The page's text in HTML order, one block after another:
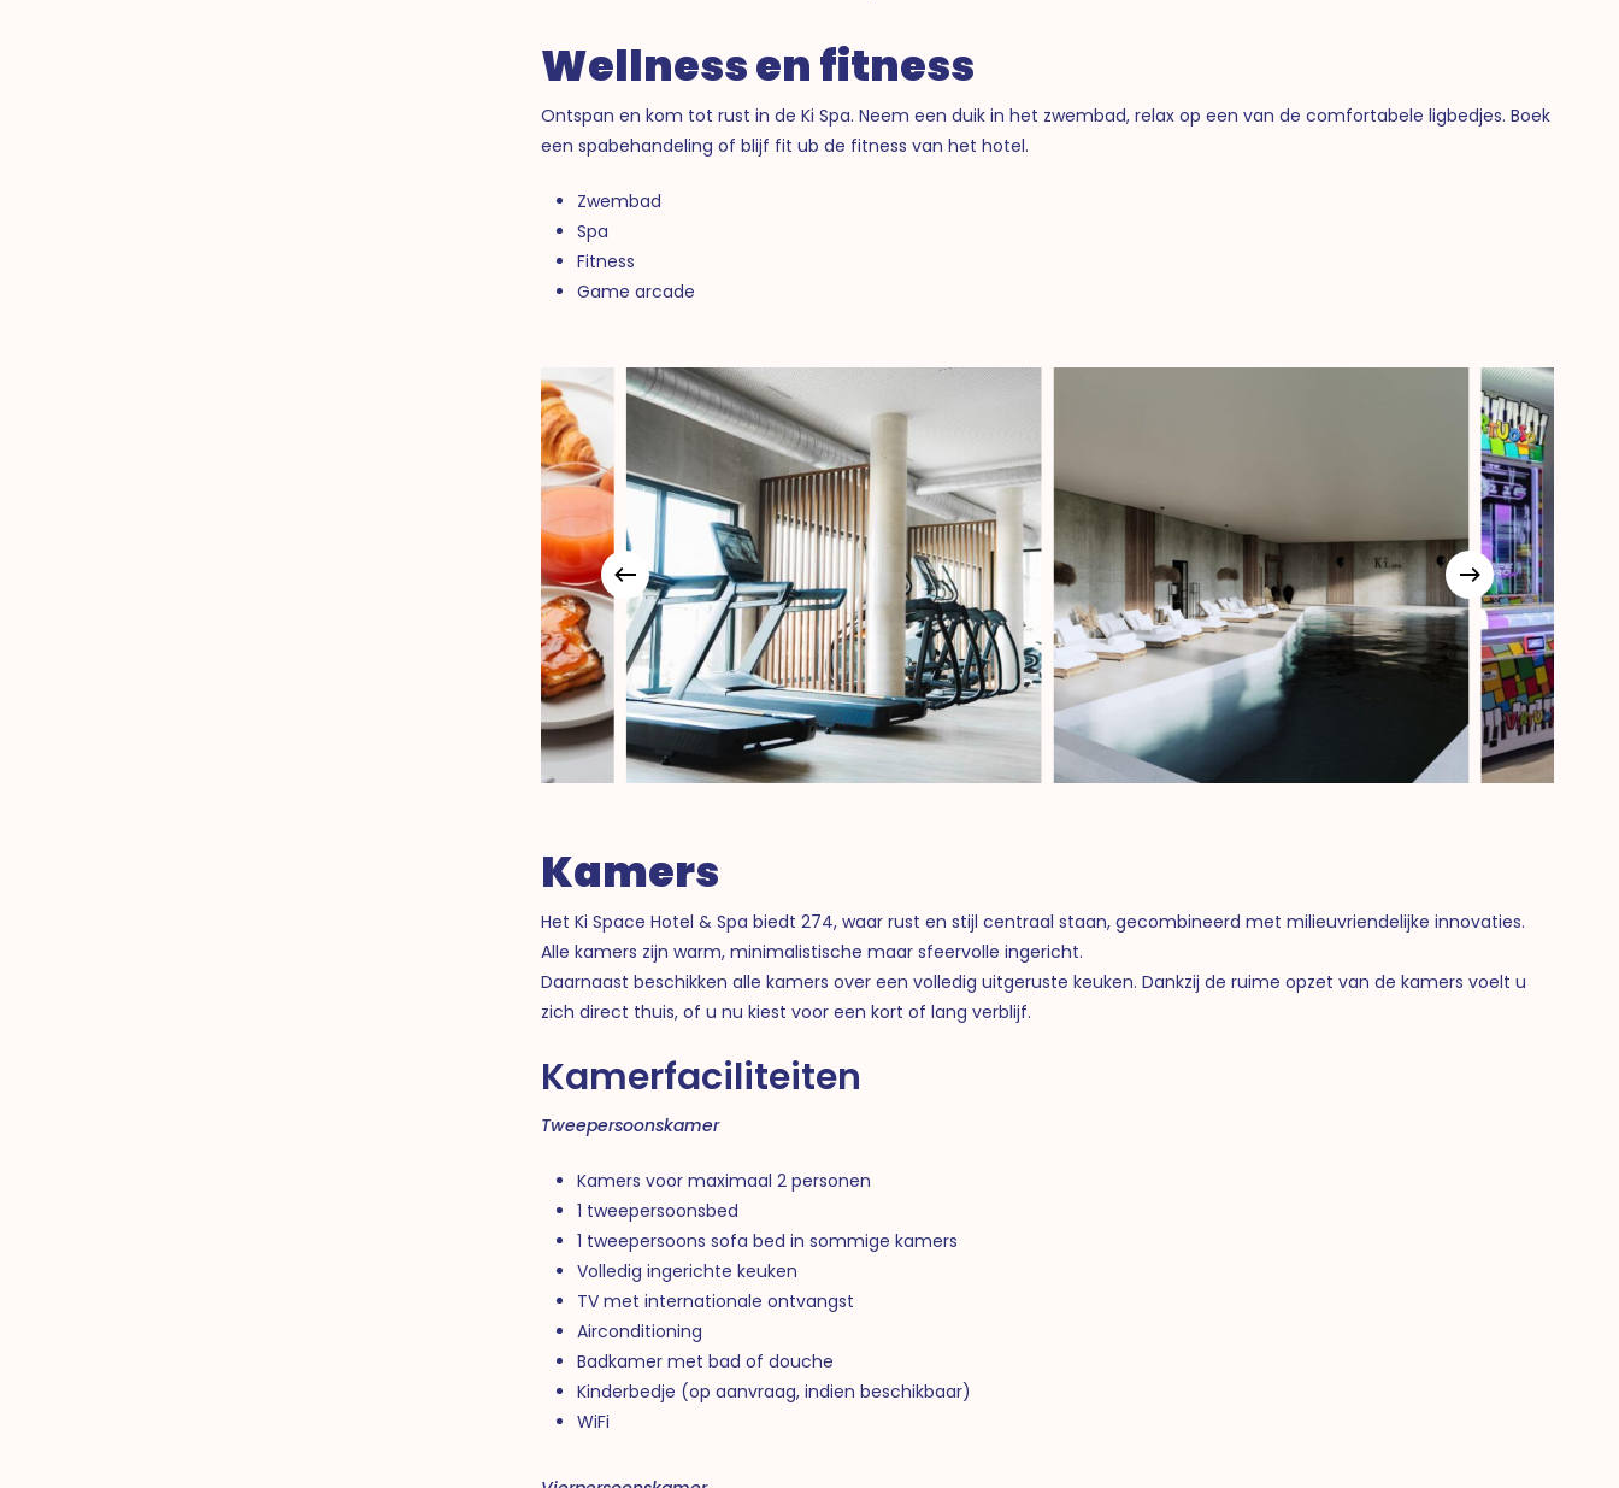
Wellness en fitness
Ontspan en kom tot rust in de Ki Spa. Neem een duik in het zwembad, relax op een van de comfortabele ligbedjes. Boek
een spabehandeling of blijf fit ub de fitness van het hotel.
Zwembad
Spa
Fitness
Game arcade
Kamers
Het Ki Space Hotel & Spa biedt 274, waar rust en stijl centraal staan, gecombineerd met milieuvriendelijke innovaties.
Alle kamers zijn warm, minimalistische maar sfeervolle ingericht.
Daarnaast beschikken alle kamers over een volledig uitgeruste keuken. Dankzij de ruime opzet van de kamers voelt u
zich direct thuis, of u nu kiest voor een kort of lang verblijf.
Kamerfaciliteiten
Tweepersoonskamer
Kamers voor maximaal 2 personen
1 tweepersoonsbed
1 tweepersoons sofa bed in sommige kamers
Volledig ingerichte keuken
TV met internationale ontvangst
Airconditioning
Badkamer met bad of douche
Kinderbedje (op aanvraag, indien beschikbaar)
WiFi